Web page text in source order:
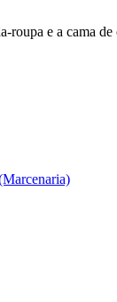
roupa e a cama de